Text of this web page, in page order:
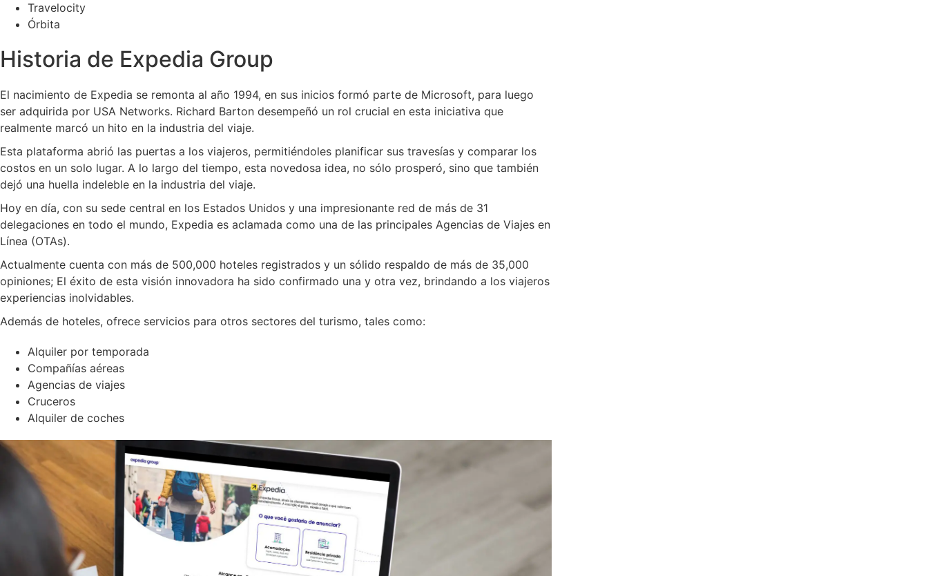
Travelocity
Órbita
Historia de Expedia Group
El nacimiento de Expedia se remonta al año 1994, en sus inicios formó parte de Microsoft, para luego
ser adquirida por USA Networks. Richard Barton desempeñó un rol crucial en esta iniciativa que
realmente marcó un hito en la industria del viaje.
Esta plataforma abrió las puertas a los viajeros, permitiéndoles planificar sus travesías y comparar los
costos en un solo lugar. A lo largo del tiempo, esta novedosa idea, no sólo prosperó, sino que también
dejó una huella indeleble en la industria del viaje.
Hoy en día, con su sede central en los Estados Unidos y una impresionante red de más de 31
delegaciones en todo el mundo, Expedia es aclamada como una de las principales Agencias de Viajes en
Línea (OTAs).
Actualmente cuenta con más de 500,000 hoteles registrados y un sólido respaldo de más de 35,000
opiniones; El éxito de esta visión innovadora ha sido confirmado una y otra vez, brindando a los viajeros
experiencias inolvidables.
Además de hoteles, ofrece servicios para otros sectores del turismo, tales como:
Alquiler por temporada
Compañías aéreas
Agencias de viajes
Cruceros
Alquiler de coches